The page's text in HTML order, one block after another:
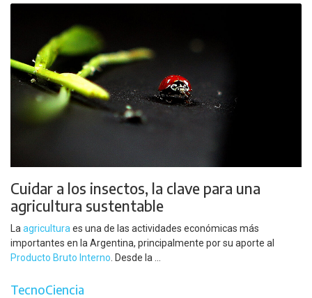
Cuidar a los insectos, la clave para una
agricultura sustentable
La agricultura es una de las actividades económicas más
importantes en la Argentina, principalmente por su aporte al
Producto Bruto Interno . Desde la ...
TecnoCiencia